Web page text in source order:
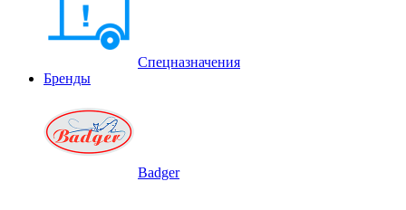
Спецназначения
Бренды
Badger